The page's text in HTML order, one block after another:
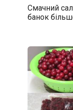
Смачний
банок